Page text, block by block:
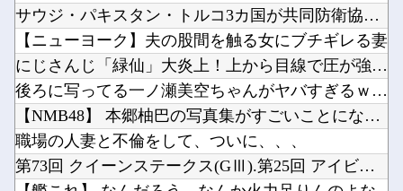
Powered by livedoor 相互RSS
サウジ・パキスタン・トルコ3カ国が共同防衛協定締結…「イスラ...
【ニューヨーク】夫の股間を触る女にブチギレる妻
にじさんじ「緑仙」大炎上！上から目線で圧が強い返信「もうすで...
後ろに写ってる一ノ瀬美空ちゃんがヤバすぎるｗ【乃木坂46】
【NMB48】 本郷柚巴の写真集がすごいことになってる
職場の人妻と不倫をして、ついに、、、
第73回 クイーンステークス(GⅢ).第25回 アイビスサマ...